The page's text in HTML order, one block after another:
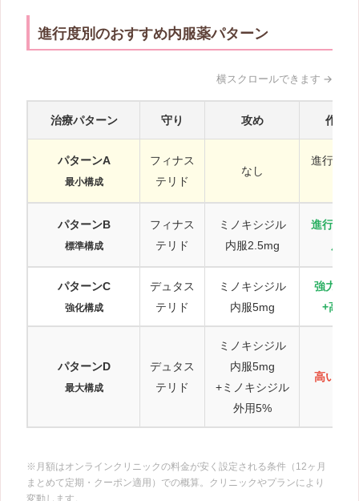
進行度別のおすすめ内服薬パターン
治療パターン 守り 攻め 作用
パターンA
最小構成
フィナス
テリド
なし
進行抑制
パターンB
標準構成
フィナス
テリド
ミノキシジル
内服2.5mg
進行抑制
度の
パターンC
強化構成
デュタス
テリド
ミノキシジル
内服5mg
強力な
+高度
パターンD
最大構成
デュタス
テリド
ミノキシジル
内服5mg
+ミノキシジル
外用5%
高い発
※月額はオンラインクリニックの料金が安く設定される条件（12ヶ月
まとめて定期・クーポン適用）での概算。クリニックやプランにより